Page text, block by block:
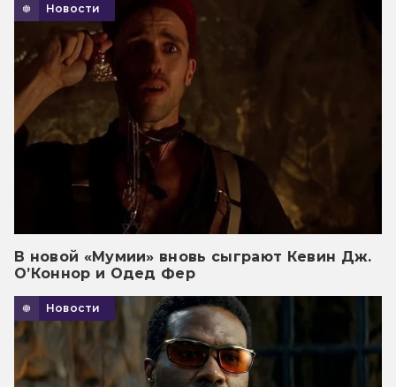
Новости
В новой «Мумии» вновь сыграют Кевин Дж.
О’Коннор и Одед Фер
Новости